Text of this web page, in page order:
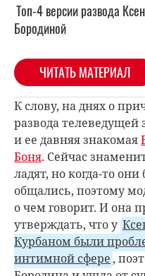
Топ-4 версии развода
Бородиной
ЧИТАТЬ МАТЕРИАЛ
К слову, на днях о
развода телеведущей
и ее давняя знакомая
Боня. Сейчас
ладят, но когда-то они
общались, поэтому
о чем говорит. И она
утверждать, что у
Курбаном были
интимной сфере ,